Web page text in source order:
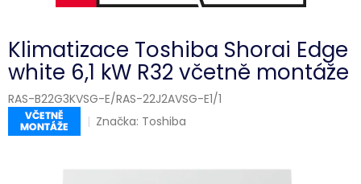
Klimatizace Toshiba Shorai Edge
white 6,1 kW R32 včetně montáže
RAS-B22G3KVSG-E/RAS-22J2AVSG-E1/1
Značka: Toshiba